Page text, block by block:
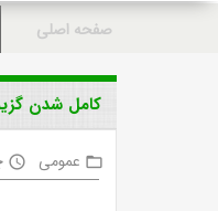
صفحه اصلی
کامل شدن
folder_open عمومی access_time